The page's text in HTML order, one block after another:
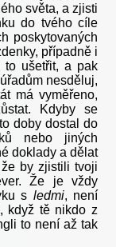
světa, a zjisti
do tvého cíle
poskytovaných
případně i
ušetřit, a pak
nesděluj,
má vyměřeno,
Kdyby se
doby dostal do
nebo jiných
doklady a dělat
by zjistili tvoji
Že je vždy
s ledmi, není
když tě nikdo z
to není až tak